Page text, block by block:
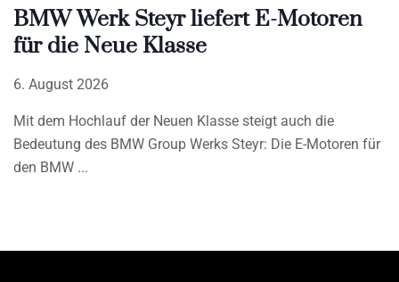
BMW Werk Steyr liefert E-Motoren
für die Neue Klasse
6. August 2026
Mit dem Hochlauf der Neuen Klasse steigt auch die
Bedeutung des BMW Group Werks Steyr: Die E-Motoren für
den BMW